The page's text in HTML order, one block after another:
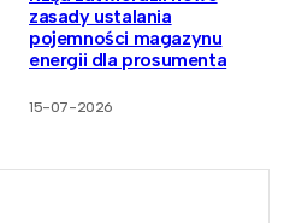
zasady ustalania
pojemności magazynu
energii dla prosumenta
15-07-2026